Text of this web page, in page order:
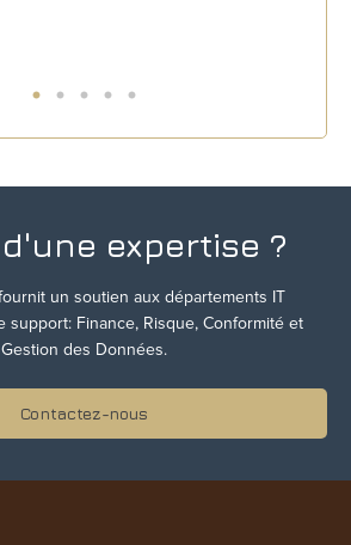
expertise ?
un soutien aux départements IT
support: Finance, Risque, Conformité et
Gestion des Données.
Contactez-nous